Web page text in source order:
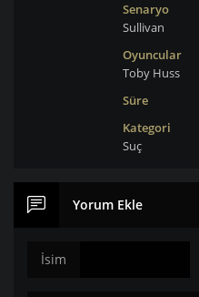
Senaryo
Sullivan
Oyuncular
Toby Huss
Süre
Kategori
Suç
Yorum Ekle
İsim